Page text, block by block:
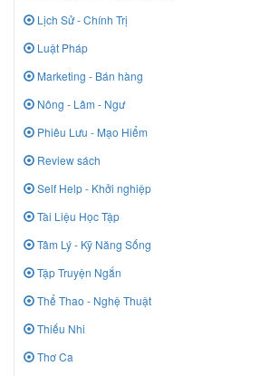
Lịch Sử - Chính Trị
Luật Pháp
Marketing - Bán hàng
Nông - Lâm - Ngư
Phiêu Lưu - Mạo Hiểm
Review sách
Self Help - Khởi nghiệp
Tài Liệu Học Tập
Tâm Lý - Kỹ Năng Sống
Tập Truyện Ngắn
Thể Thao - Nghệ Thuật
Thiếu Nhi
Thơ Ca